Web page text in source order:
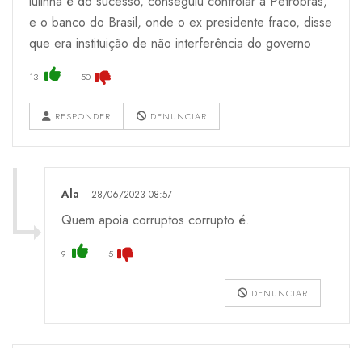
e o banco do Brasil, onde o ex presidente fraco, disse
que era instituição de não interferência do governo
13 50
RESPONDER DENUNCIAR
Ala 28/06/2023 08:57
Quem apoia corruptos corrupto é.
9 5
DENUNCIAR